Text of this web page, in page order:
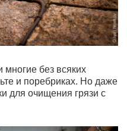
без всяких
и поребриках. Но даже
для очищения грязи с